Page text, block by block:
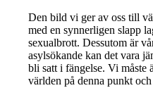
Den bild vi ger av oss till
med en synnerligen slapp
sexualbrott. Dessutom är
asylsökande kan det vara
bli satt i fängelse. Vi måste
världen på denna punkt